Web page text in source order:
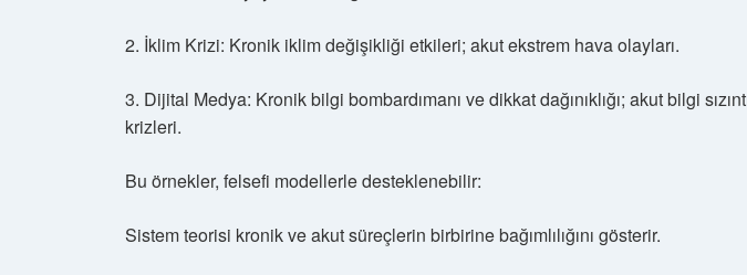
2. İklim Krizi: Kronik iklim değişikliği etkileri; akut ekstrem hava olayları.
3. Dijital Medya: Kronik bilgi bombardımanı ve dikkat dağınıklığı; akut bilgi
krizleri.
Bu örnekler, felsefi modellerle desteklenebilir:
Sistem teorisi kronik ve akut süreçlerin birbirine bağımlılığını gösterir.